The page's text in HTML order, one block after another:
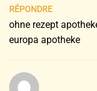
RÉPONDRE
ohne rezept
europa apotheke